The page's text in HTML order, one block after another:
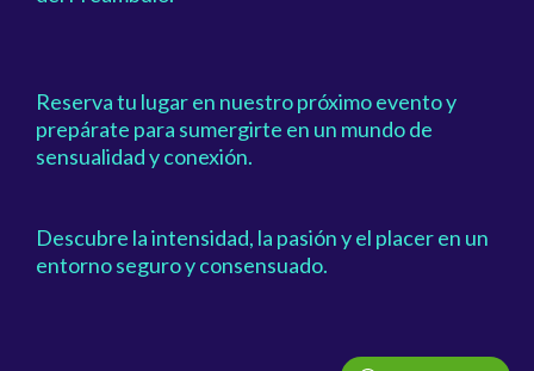
Reserva tu lugar en nuestro próximo evento y
prepárate para sumergirte en un mundo de
sensualidad y conexión.
Descubre la intensidad, la pasión y el placer en un
entorno seguro y consensuado.